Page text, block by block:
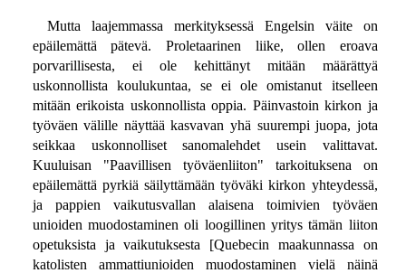
Mutta laajemmassa merkityksessä Engelsin väite on
epäilemättä pätevä. Proletaarinen liike, ollen eroava
porvarillisesta, ei ole kehittänyt mitään määrättyä
uskonnollista koulukuntaa, se ei ole omistanut itselleen
mitään erikoista uskonnollista oppia. Päinvastoin kirkon ja
työväen välille näyttää kasvavan yhä suurempi juopa, jota
seikkaa uskonnolliset sanomalehdet usein valittavat.
Kuuluisan "Paavillisen työväenliiton" tarkoituksena on
epäilemättä pyrkiä säilyttämään työväki kirkon yhteydessä,
ja pappien vaikutusvallan alaisena toimivien työväen
unioiden muodostaminen oli loogillinen yritys tämän liiton
opetuksista ja vaikutuksesta [Quebecin maakunnassa on
katolisten ammattiunioiden muodostaminen vielä näinä